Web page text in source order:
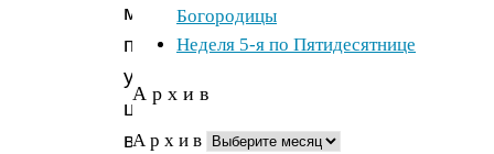
монастырю,
поэтому
у
церковных
врат
Богородицы
Неделя 5-я по Пятидесятнице
А р х и в
А р х и в